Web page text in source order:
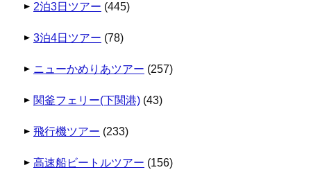
2泊3日ツアー (445)
3泊4日ツアー (78)
ニューかめりあツアー (257)
関釜フェリー(下関港) (43)
飛行機ツアー (233)
高速船ビートルツアー (156)